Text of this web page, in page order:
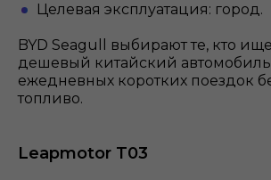
Целевая эксплуатация: город.
BYD Seagull выбирают те, кто
дешевый китайский автомобиль
ежедневных коротких поездок
топливо.
Leapmotor T03